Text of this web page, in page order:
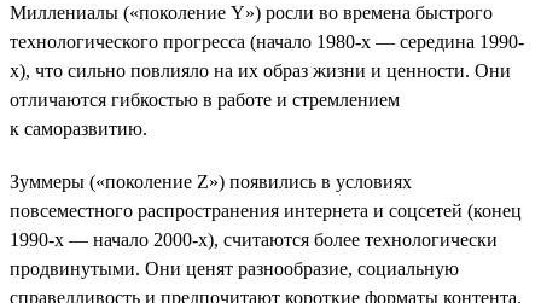
Миллениалы («поколение Y») росли во времена быстрого
технологического прогресса (начало 1980-х — середина 1990-
х), что сильно повлияло на их образ жизни и ценности. Они
отличаются гибкостью в работе и стремлением
к саморазвитию.
Зуммеры («поколение Z») появились в условиях
повсеместного распространения интернета и соцсетей (конец
1990-х — начало 2000-х), считаются более технологически
продвинутыми. Они ценят разнообразие, социальную
справедливость и предпочитают короткие форматы контента.